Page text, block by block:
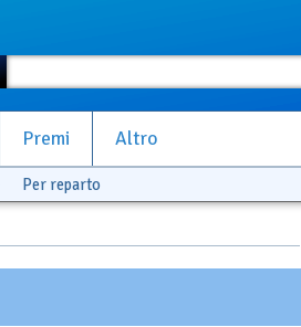
Premi Altro
Per reparto